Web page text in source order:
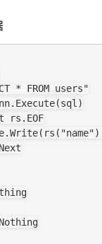
* FROM users"
rs.EOF